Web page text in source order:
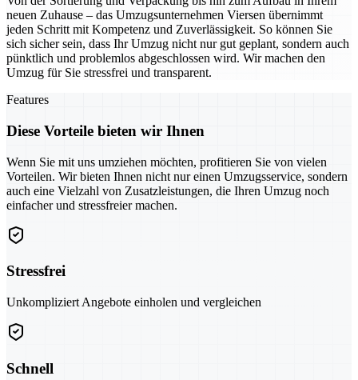
neuen Zuhause – das Umzugsunternehmen Viersen übernimmt
jeden Schritt mit Kompetenz und Zuverlässigkeit. So können Sie
sich sicher sein, dass Ihr Umzug nicht nur gut geplant, sondern auch
pünktlich und problemlos abgeschlossen wird. Wir machen den
Umzug für Sie stressfrei und transparent.
Features
Diese Vorteile bieten wir Ihnen
Wenn Sie mit uns umziehen möchten, profitieren Sie von vielen
Vorteilen. Wir bieten Ihnen nicht nur einen Umzugsservice, sondern
auch eine Vielzahl von Zusatzleistungen, die Ihren Umzug noch
einfacher und stressfreier machen.
Stressfrei
Unkompliziert Angebote einholen und vergleichen
Schnell